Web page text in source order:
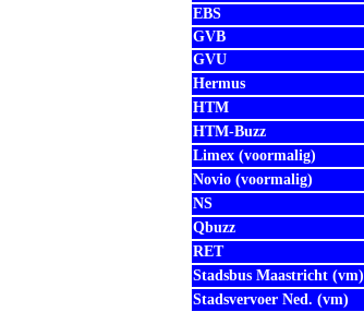
EBS
GVB
GVU
Hermus
HTM
HTM-Buzz
Limex (voormalig)
Novio (voormalig)
NS
Qbuzz
RET
Stadsbus Maastricht (vm)
Stadsvervoer Ned. (vm)